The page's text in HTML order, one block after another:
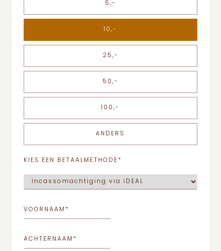
5,-
10,-
25,-
50,-
100,-
ANDERS
KIES EEN BETAALMETHODE *
VOORNAAM *
ACHTERNAAM *